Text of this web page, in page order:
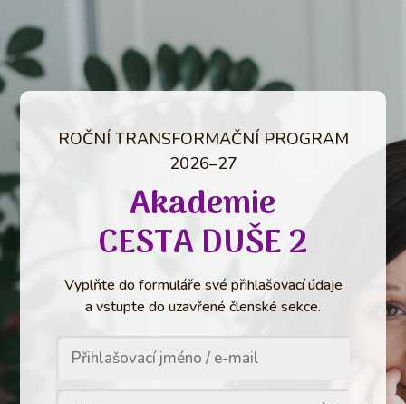
ROČNÍ TRANSFORMAČNÍ PROGRAM
2026–27
Akademie
CESTA DUŠE 2
Vyplňte do formuláře své přihlašovací údaje
a vstupte do uzavřené členské sekce.